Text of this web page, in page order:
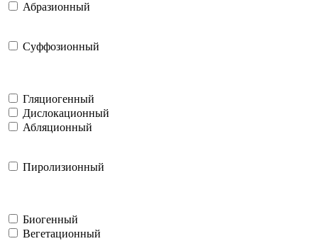
Абразионный
Суффозионный
Гляциогенный
Дислокационный
Абляционный
Пиролизионный
Биогенный
Вегетационный